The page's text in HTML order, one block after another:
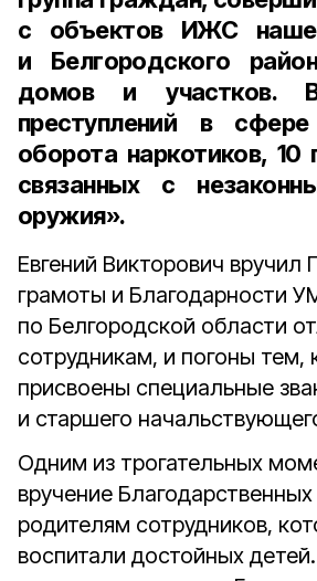
с объектов ИЖС
и Белгородского
домов и участков.
преступлений в сфере
оборота наркотиков, 10
связанных с
оружия».
Евгений Викторович вручил
грамоты и Благодарности
по Белгородской области
сотрудникам, и погоны тем,
присвоены специальные
и старшего
Одним из трогательных
вручение
родителям сотрудников,
воспитали достойных